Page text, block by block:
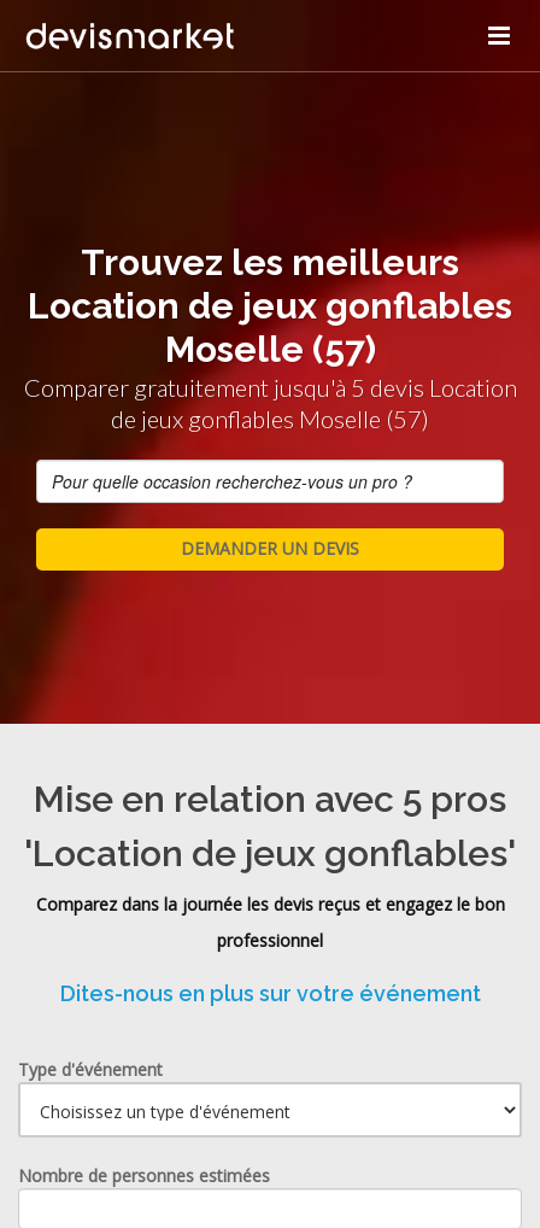
Trouvez les meilleurs
Location de jeux gonflables
Moselle (57)
Comparer gratuitement jusqu'à 5 devis Location
de jeux gonflables Moselle (57)
Mise en relation avec 5 pros
'Location de jeux gonflables'
Comparez dans la journée les devis reçus et engagez le bon
professionnel
Dites-nous en plus sur votre événement
Type d'événement
Nombre de personnes estimées